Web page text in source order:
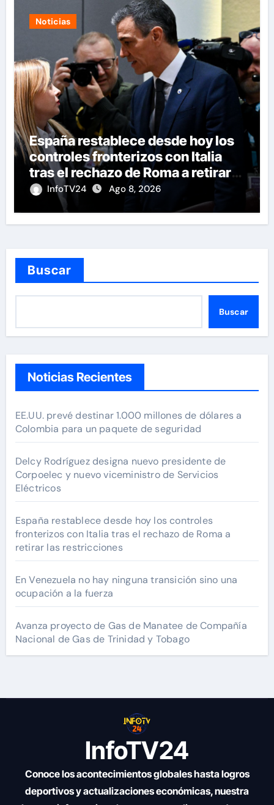
Noticias
España restablece desde hoy los
controles fronterizos con Italia
tras el rechazo de Roma a retirar
las restricciones
InfoTV24 Ago 8, 2026
Buscar
Buscar
Noticias Recientes
EE.UU. prevé destinar 1.000 millones de dólares a
Colombia para un paquete de seguridad
Delcy Rodríguez designa nuevo presidente de
Corpoelec y nuevo viceministro de Servicios
Eléctricos
España restablece desde hoy los controles
fronterizos con Italia tras el rechazo de Roma a
retirar las restricciones
En Venezuela no hay ninguna transición sino una
ocupación a la fuerza
Avanza proyecto de Gas de Manatee de Compañía
Nacional de Gas de Trinidad y Tobago
InfoTV24
Conoce los acontecimientos globales hasta logros
deportivos y actualizaciones económicas, nuestra